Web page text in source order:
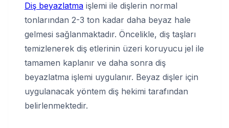
Diş beyazlatma işlemi ile dişlerin normal
tonlarından 2-3 ton kadar daha beyaz hale
gelmesi sağlanmaktadır. Öncelikle, diş taşları
temizlenerek diş etlerinin üzeri koruyucu jel ile
tamamen kaplanır ve daha sonra diş
beyazlatma işlemi uygulanır. Beyaz dişler için
uygulanacak yöntem diş hekimi tarafından
belirlenmektedir.